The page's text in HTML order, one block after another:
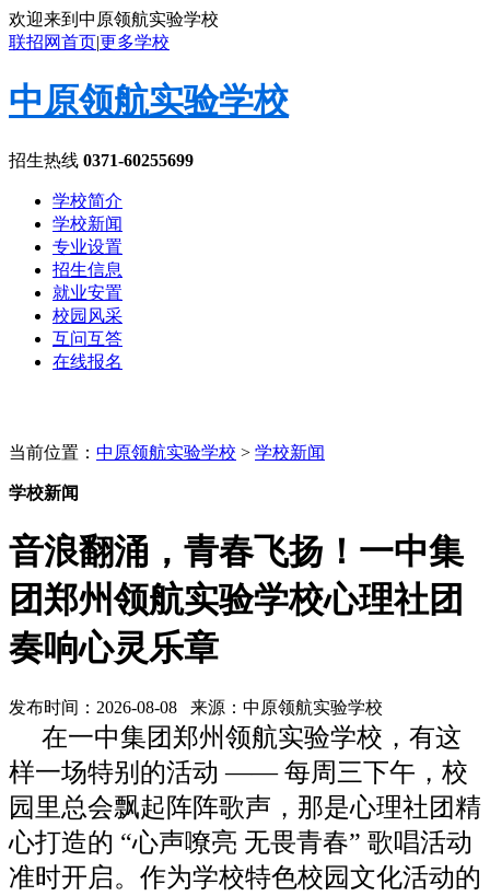
欢迎来到中原领航实验学校
联招网首页|更多学校
中原领航实验学校
招生热线 0371-60255699
学校简介
学校新闻
专业设置
招生信息
就业安置
校园风采
互问互答
在线报名
当前位置： 中原领航实验学校 > 学校新闻
学校新闻
音浪翻涌，青春飞扬！一中集
团郑州领航实验学校心理社团
奏响心灵乐章
发布时间：2026-08-08 来源：中原领航实验学校
在一中集团郑州领航实验学校，有这
样一场特别的活动 —— 每周三下午，校
园里总会飘起阵阵歌声，那是心理社团精
心打造的 “心声嘹亮 无畏青春” 歌唱活动
准时开启。作为学校特色校园文化活动的